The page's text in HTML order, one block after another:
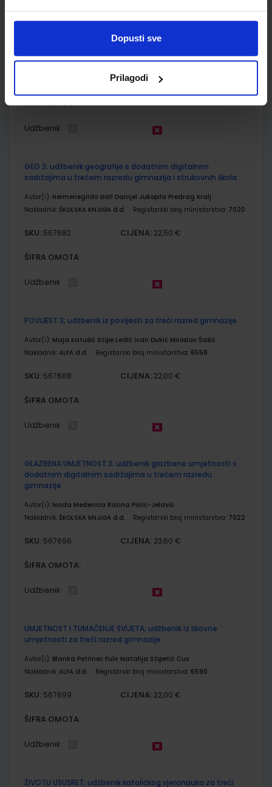
Dopusti sve
Prilagodi
KEMIJA 3; zbirka zadataka iz kemije za treći razred gimnazije
Popović Kovačević Kristek Krnić Ribarić
Nakladnik:ALFA d.d. Registarski broj ministarstva:6509-DOM
CIJENA: 13,00 €
ŠIFRA OMOTA:
Udžbenik
GEO 3; udžbenik geografije s dodatnim digitalnim
sadržajima u trećem razredu gimnazija i strukovnih škola
Autor(i): Hermenegildo Gall Danijel Jukopila Predrag Kralj
Nakladnik: ŠKOLSKA KNJIGA d.d. Registarski broj ministarstva: 7020
SKU: 567682 CIJENA: 22,50 €
ŠIFRA OMOTA:
Udžbenik
POVIJEST 3; udžbenik iz povijesti za treći razred gimnazije
Autor(i): Maja Katušić Stipe Ledić Ivan Dukić Miroslav Šašić
Nakladnik: ALFA d.d. Registarski broj ministarstva: 6558
SKU: 567688 CIJENA: 22,00 €
ŠIFRA OMOTA:
Udžbenik
GLAZBENA UMJETNOST 3; udžbenik glazbene umjetnosti s
dodatnim digitalnim sadržajima u trećem razredu
gimnazije
Autor(i): Nada Medenica Rozina Palić-Jelavić
Nakladnik: ŠKOLSKA KNJIGA d.d. Registarski broj ministarstva: 7022
SKU: 567696 CIJENA: 23,60 €
ŠIFRA OMOTA:
Udžbenik
UMJETNOST I TUMAČENJE SVIJETA; udžbenik iz likovne
umjetnosti za treći razred gimnazije
Autor(i): Blanka Petrinec Fulir Natalija Stipetić Čus
Nakladnik: ALFA d.d. Registarski broj ministarstva: 6590
SKU: 567699 CIJENA: 22,00 €
ŠIFRA OMOTA:
Udžbenik
ŽIVOTU USUSRET; udžbenik katoličkog vjeronauka za treći